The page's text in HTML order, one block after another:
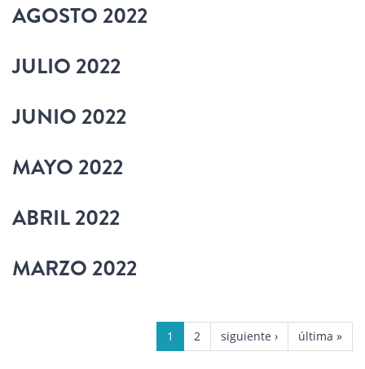
AGOSTO 2022
JULIO 2022
JUNIO 2022
MAYO 2022
ABRIL 2022
MARZO 2022
1 2 siguiente › última »